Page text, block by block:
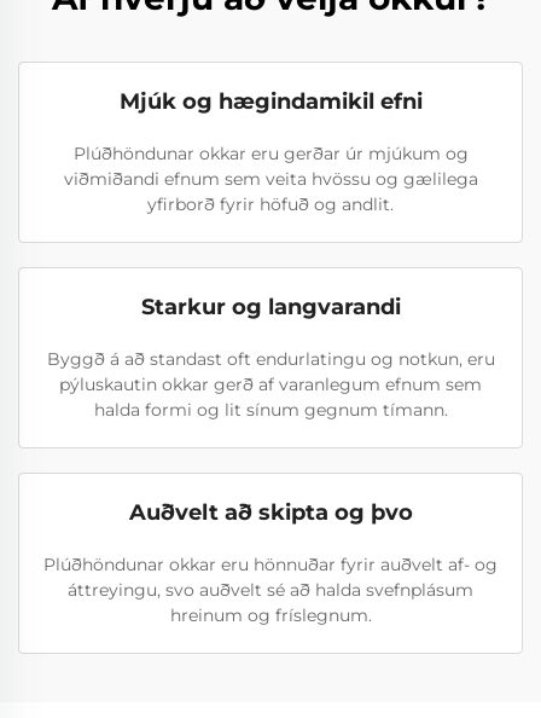
Mjúk og hægindamikil efni
Plúðhöndunar okkar eru gerðar úr mjúkum og
viðmiðandi efnum sem veita hvössu og gælilega
yfirborð fyrir höfuð og andlit.
Starkur og langvarandi
Byggð á að standast oft endurlatingu og notkun, eru
pýluskautin okkar gerð af varanlegum efnum sem
halda formi og lit sínum gegnum tímann.
Auðvelt að skipta og þvo
Plúðhöndunar okkar eru hönnuðar fyrir auðvelt af- og
áttreyingu, svo auðvelt sé að halda svefnplásum
hreinum og fríslegnum.